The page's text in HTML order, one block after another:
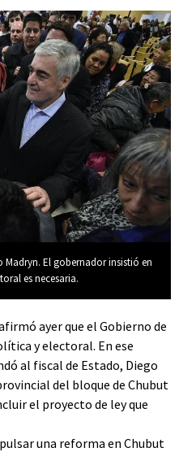
Madryn. El gobernador insistió en
es necesaria.
ayer que el Gobierno de
y electoral. En ese
al fiscal de Estado, Diego
del bloque de Chubut
el proyecto de ley que
una reforma en Chubut